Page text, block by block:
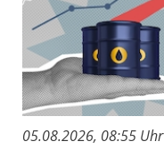
05.08.2026, 08:55 Uhr